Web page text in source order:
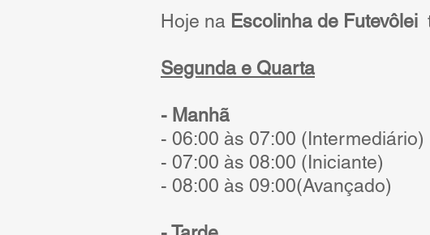
Hoje na Escolinha de Futevôlei
Segunda e Quarta
- Manhã
- 06:00 às 07:00 (Intermediário)
- 07:00 às 08:00 (Iniciante)
- 08:00 às 09:00(Avançado)